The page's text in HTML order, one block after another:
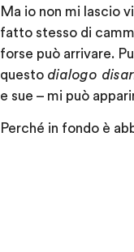
Ma io non mi lascio
fatto stesso di
forse può arrivare.
questo dialogo
e sue – mi può
Perché in fondo è